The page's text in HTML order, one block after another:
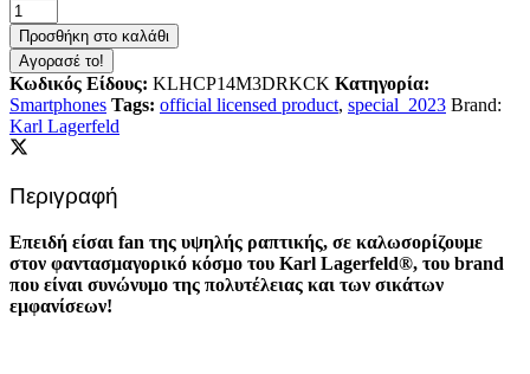
Προσθήκη στο καλάθι
Αγορασέ το!
Κωδικός Είδους: KLHCP14M3DRKCK Κατηγορία:
Smartphones Tags: official licensed product, special_2023 Brand:
Karl Lagerfeld
Περιγραφή
Επειδή είσαι fan της υψηλής ραπτικής, σε καλωσορίζουμε
στον φαντασμαγορικό κόσμο του Karl Lagerfeld®, του brand
που είναι συνώνυμο της πολυτέλειας και των σικάτων
εμφανίσεων!